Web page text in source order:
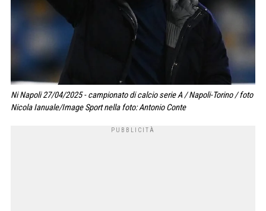
Ni Napoli 27/04/2025 - campionato di calcio serie A / Napoli-Torino / foto
Nicola Ianuale/Image Sport nella foto: Antonio Conte